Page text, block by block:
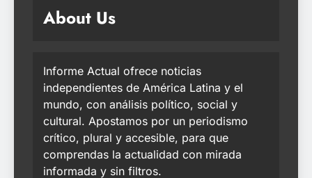
About Us
Informe Actual ofrece noticias
independientes de América Latina y el
mundo, con análisis político, social y
cultural. Apostamos por un periodismo
crítico, plural y accesible, para que
comprendas la actualidad con mirada
informada y sin filtros.